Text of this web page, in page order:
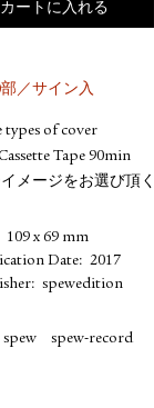
カートに入れる
部／サイン入
types of cover
Tape 90min
メージをお選び頂
109 x 69 mm
Date
2017
spewedition
spew spew-record